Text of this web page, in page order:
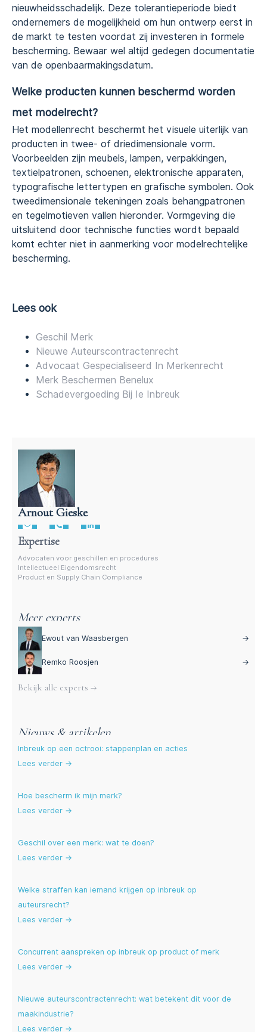
nieuwheidsschadelijk. Deze tolerantieperiode biedt
ondernemers de mogelijkheid om hun ontwerp eerst in
de markt te testen voordat zij investeren in formele
bescherming. Bewaar wel altijd gedegen documentatie
van de openbaarmakingsdatum.
Welke producten kunnen beschermd worden
met modelrecht?
Het modellenrecht beschermt het visuele uiterlijk van
producten in twee- of driedimensionale vorm.
Voorbeelden zijn meubels, lampen, verpakkingen,
textielpatronen, schoenen, elektronische apparaten,
typografische lettertypen en grafische symbolen. Ook
tweedimensionale tekeningen zoals behangpatronen
en tegelmotieven vallen hieronder. Vormgeving die
uitsluitend door technische functies wordt bepaald
komt echter niet in aanmerking voor modelrechtelijke
bescherming.
Lees ook
Geschil Merk
Nieuwe Auteurscontractenrecht
Advocaat Gespecialiseerd In Merkenrecht
Merk Beschermen Benelux
Schadevergoeding Bij Ie Inbreuk
Arnout Gieske
Advocaat intellectueel eigensdomsrecht
Expertise
Advocaten voor geschillen en procedures
Intellectueel Eigendomsrecht
Product en Supply Chain Compliance
Meer experts
Ewout van Waasbergen →
Remko Roosjen →
Bekijk alle experts →
Nieuws & artikelen
Inbreuk op een octrooi: stappenplan en acties
Lees verder →
Hoe bescherm ik mijn merk?
Lees verder →
Geschil over een merk: wat te doen?
Lees verder →
Welke straffen kan iemand krijgen op inbreuk op
auteursrecht?
Lees verder →
Concurrent aanspreken op inbreuk op product of merk
Lees verder →
Nieuwe auteurscontractenrecht: wat betekent dit voor de
maakindustrie?
Lees verder →